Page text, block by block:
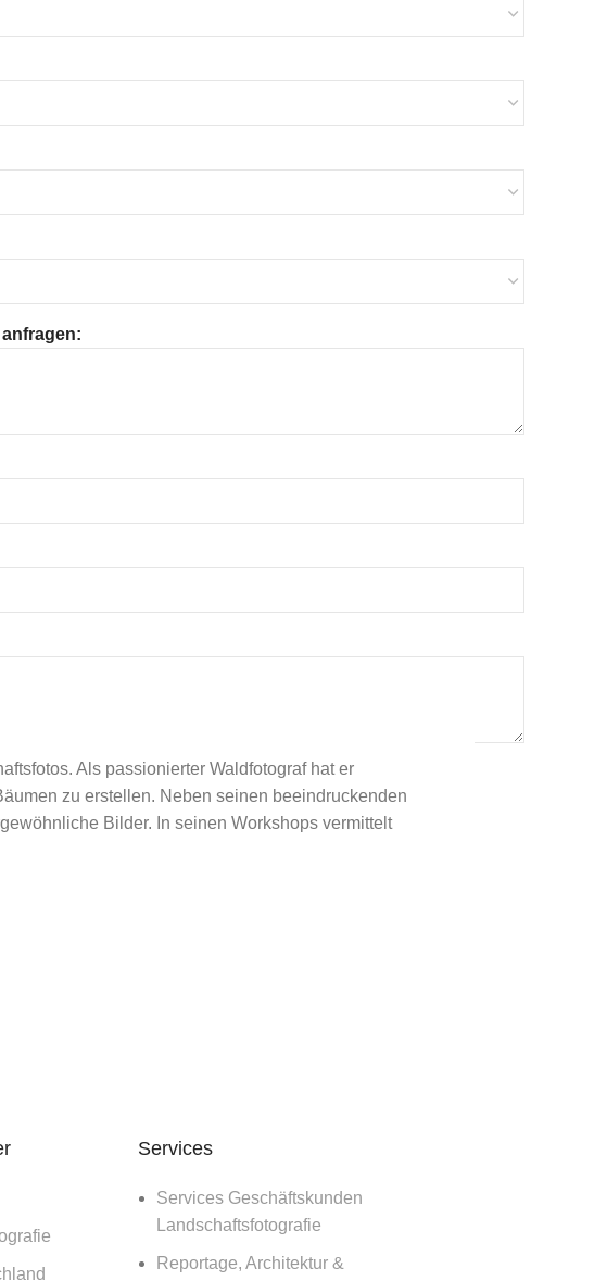
Ihrer Daten durch diese Website einverstanden.
einverstanden.
Als passionierter Waldfotograf hat er
zu erstellen. Neben seinen beeindruckenden
Bilder. In seinen Workshops vermittelt
Services
Services Geschäftskunden
Landschaftsfotografie
Reportage, Architektur &